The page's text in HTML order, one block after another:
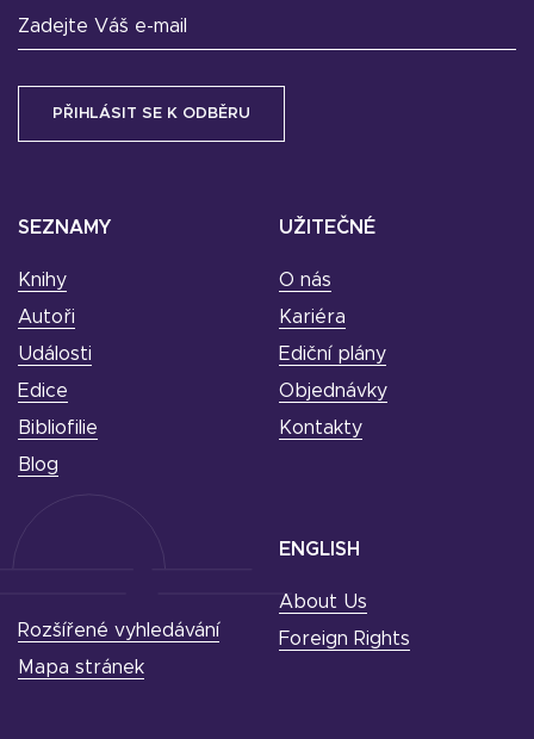
SEZNAMY
Knihy
Autoři
Události
Edice
Bibliofilie
Blog
UŽITEČNÉ
O nás
Kariéra
Ediční plány
Objednávky
Kontakty
Zadejte Váš e-mail
ENGLISH
About Us
Foreign Rights
Rozšířené vyhledávání
Mapa stránek